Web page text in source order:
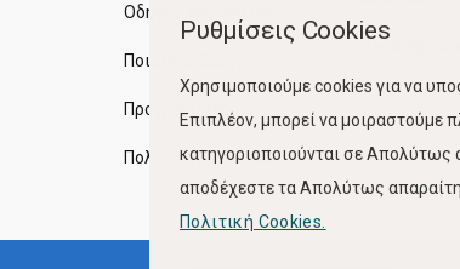
Οδηγός του πολίτη
Ποιότητα Ζωής
Προγράμματα
Πολιτική Ποιότητας
Ρυθμίσεις Cookies
Χρησιμοποιούμε cookies για να
Επιπλέον, μπορεί να μοιραστούμε
κατηγοριοποιούνται σε Απολύτως
αποδέχεστε τα Απολύτως
Πολιτική Cookies.